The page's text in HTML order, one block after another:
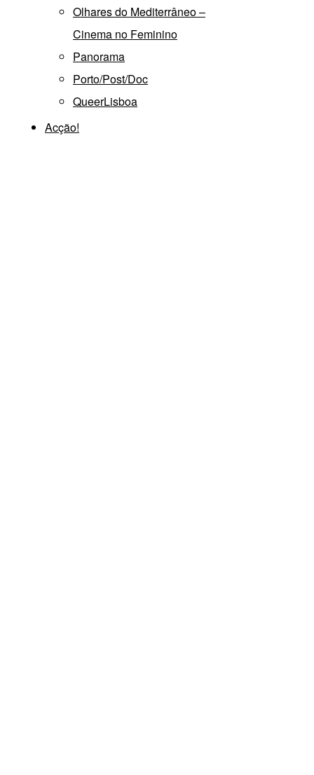
Olhares do Mediterrâneo –
Cinema no Feminino
Panorama
Porto/Post/Doc
QueerLisboa
Acção!